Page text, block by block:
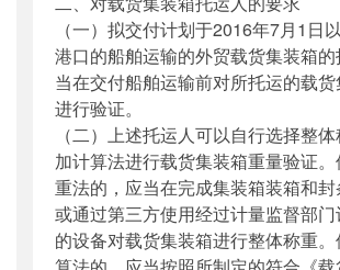
（一）拟交付计划于2016年7月1日
港口的船舶运输的外贸载货集装箱
当在交付船舶运输前对所托运的载
进行验证。
（二）上述托运人可以自行选择整
加计算法进行载货集装箱重量验证
重法的，应当在完成集装箱装箱和
或通过第三方使用经过计量监督部
的设备对载货集装箱进行整体称重